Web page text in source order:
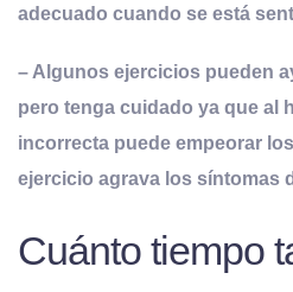
adecuado cuando se está
– Algunos ejercicios pueden
pero tenga cuidado ya que al
incorrecta puede empeorar
ejercicio agrava los síntomas
Cuánto tiempo